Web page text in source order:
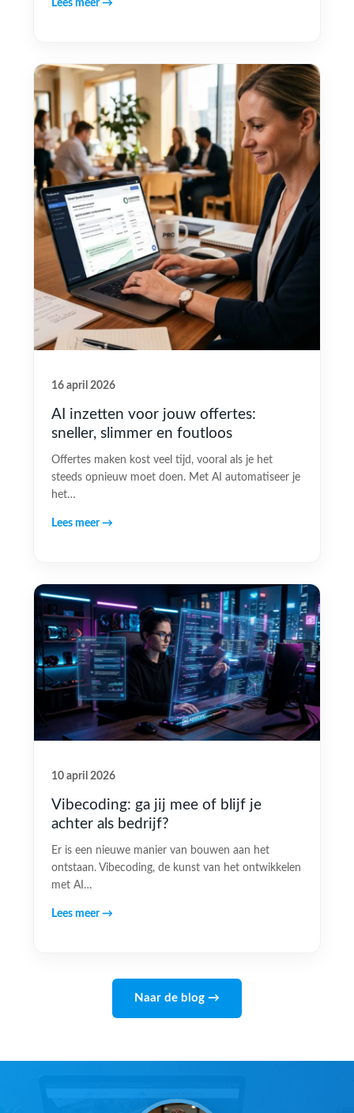
Lees meer →
16 april 2026
AI inzetten voor jouw offertes:
sneller, slimmer en foutloos
Offertes maken kost veel tijd, vooral als je het
steeds opnieuw moet doen. Met AI automatiseer je
het…
Lees meer →
10 april 2026
Vibecoding: ga jij mee of blijf je
achter als bedrijf?
Er is een nieuwe manier van bouwen aan het
ontstaan. Vibecoding, de kunst van het ontwikkelen
met AI…
Lees meer →
Naar de blog →